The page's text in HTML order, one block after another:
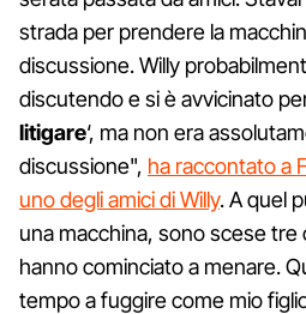
strada per prendere la
discussione. Willy
discutendo e si è avvicinato
litigare‘, ma non era
discussione", ha raccontato a
uno degli amici di Willy. A quel
una macchina, sono scese
hanno cominciato a menare.
tempo a fuggire come mio